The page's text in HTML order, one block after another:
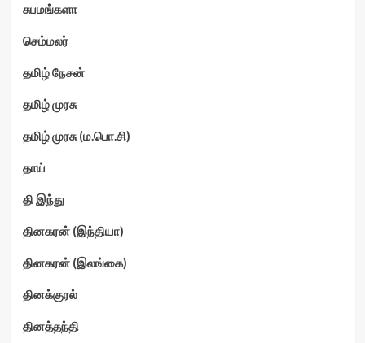
சுபமங்களா
செம்மலர்
தமிழ் நேசன்
தமிழ் முரசு
தமிழ் முரசு (ம.பொ.சி)
தாய்
தி இந்து
தினகரன் (இந்தியா)
தினகரன் (இலங்கை)
தினக்குரல்
தினத்தந்தி